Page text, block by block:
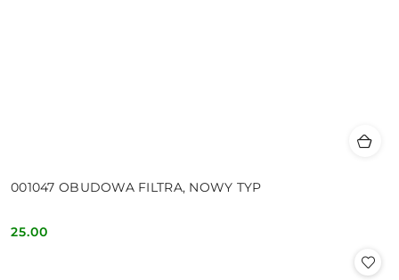
001047 OBUDOWA FILTRA, NOWY TYP
Cena:
25.00